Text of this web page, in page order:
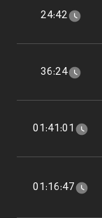
24:42
36:24
01:41:01
01:16:47